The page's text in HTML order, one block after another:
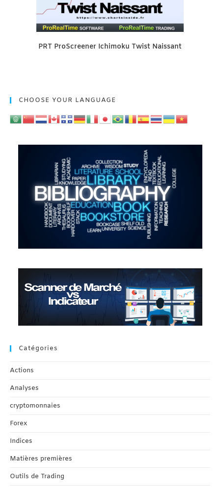
PRT ProScreener Ichimoku Twist Naissant
CHOOSE YOUR LANGUAGE
Catégories
Actions
Analyses
cryptomonnaies
Forex
Indices
Matières premières
Outils de Trading